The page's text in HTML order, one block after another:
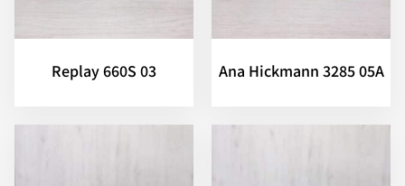
Replay 660S 03 Ana Hickmann 3285 05A